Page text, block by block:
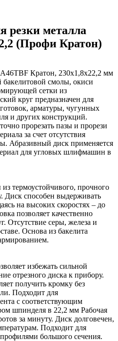
резки металла
(Профи Кратон)
Кратон, 230х1,8х22,2 мм
бакелитовой смолы, окиси
сетки из
круг предназначен для
арматуры, чугунных
и других конструкций.
прорезать пазы и прорези
за счет отсутствия
Абразивный диск применяется
для угловых шлифмашин в
термоустойчивого, прочного
Диск способен выдерживать
на высоких скоростях – до
позволяет качественно
Отсутствие серы, железа и
Основа из бакелита
избежать сильной
отрезного диска к прибору.
получить кромку без
Подходит для
с соответствующим
шпинделя в 22,2 мм Рабочая
за минуту. Диск долговечен,
Подходит для
большого сечения.